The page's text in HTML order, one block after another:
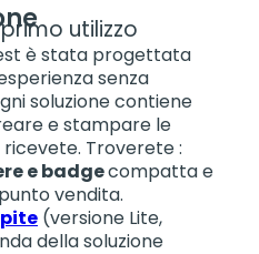
utilizzo
è stata progettata
senza
soluzione contiene
e stampare le
Troverete :
e badgecompatta e
vendita.
(versione Lite,
della soluzione